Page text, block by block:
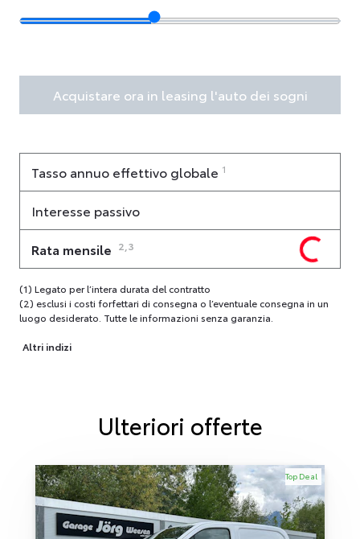
Acquistare ora in leasing l'auto dei sogni
Tasso annuo effettivo globale 1
Interesse passivo
Rata mensile 2,3
(1) Legato per l’intera durata del contratto
(2) esclusi i costi forfettari di consegna o l’eventuale consegna in un
luogo desiderato. Tutte le informazioni senza garanzia.
Altri indizi
Ulteriori offerte
Top Deal